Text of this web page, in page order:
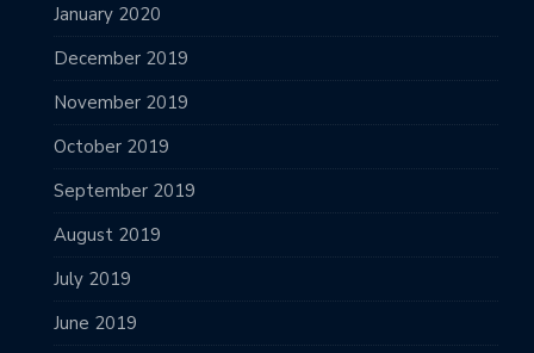
January 2020
December 2019
November 2019
October 2019
September 2019
August 2019
July 2019
June 2019